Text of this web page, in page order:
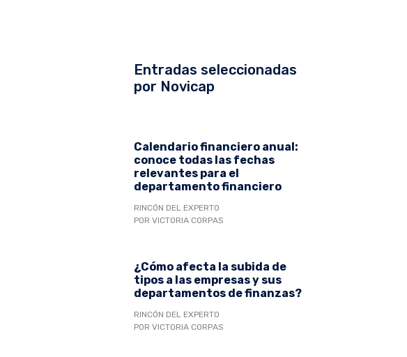
Entradas seleccionadas
por Novicap
Calendario financiero anual:
conoce todas las fechas
relevantes para el
departamento financiero
RINCÓN DEL EXPERTO
POR VICTORIA CORPAS
¿Cómo afecta la subida de
tipos a las empresas y sus
departamentos de finanzas?
RINCÓN DEL EXPERTO
POR VICTORIA CORPAS